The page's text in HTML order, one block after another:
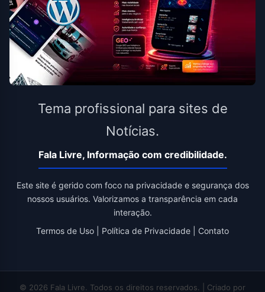
Tema profissional para sites de
Notícias.
Fala Livre, Informação com credibilidade.
Este site é gerido com foco na privacidade e segurança dos
nossos usuários. Valorizamos a transparência em cada
interação.
Termos de Uso
Política de Privacidade Contato
© 2026 Fala Livre. Todos os direitos reservados. | Criado por